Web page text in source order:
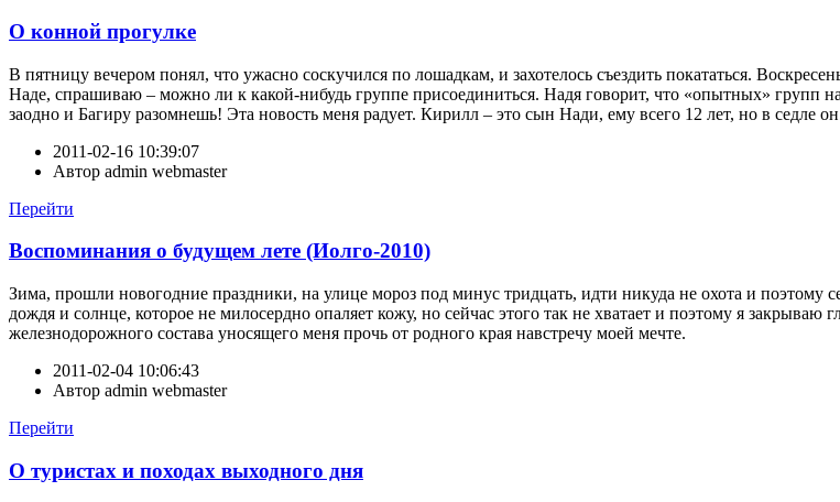
О конной прогулке
В пятницу вечером понял, что ужасно соскучился по лошадкам, и захотелось съездить покататься.
Наде, спрашиваю – можно ли к какой-нибудь группе присоединиться. Надя говорит, что «опытных» групп
заодно и Багиру разомнешь! Эта новость меня радует. Кирилл – это сын Нади, ему всего 12 лет, но в седле
2011-02-16 10:39:07
Автор admin webmaster
Перейти
Воспоминания о будущем лете (Иолго-2010)
Зима, прошли новогодние праздники, на улице мороз под минус тридцать, идти никуда не охота и поэтому
дождя и солнце, которое не милосердно опаляет кожу, но сейчас этого так не хватает и поэтому я
железнодорожного состава уносящего меня прочь от родного края навстречу моей мечте.
2011-02-04 10:06:43
Автор admin webmaster
Перейти
О туристах и походах выходного дня